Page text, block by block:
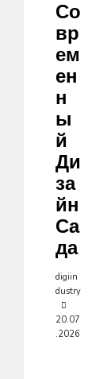
Со
Вр
Ем
Ен
Н
Ы
Й
Ди
За
Йн
Са
Да
digiin
dustry
20.07
.2026